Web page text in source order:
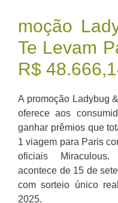
moção
Te Levam
R$
A promoção Ladybug
oferece aos
ganhar prêmios que
1 viagem para Paris
oficiais
acontece de 15 de
com sorteio único
2025.